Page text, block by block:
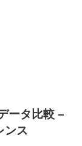
ータ比較 –
ンス